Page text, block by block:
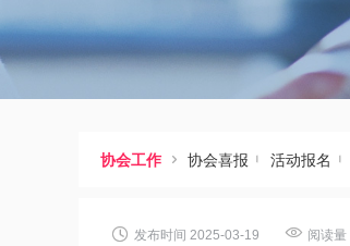
协会工作  协会喜报  活动报名 
 发布时间 2025-03-19  阅读量